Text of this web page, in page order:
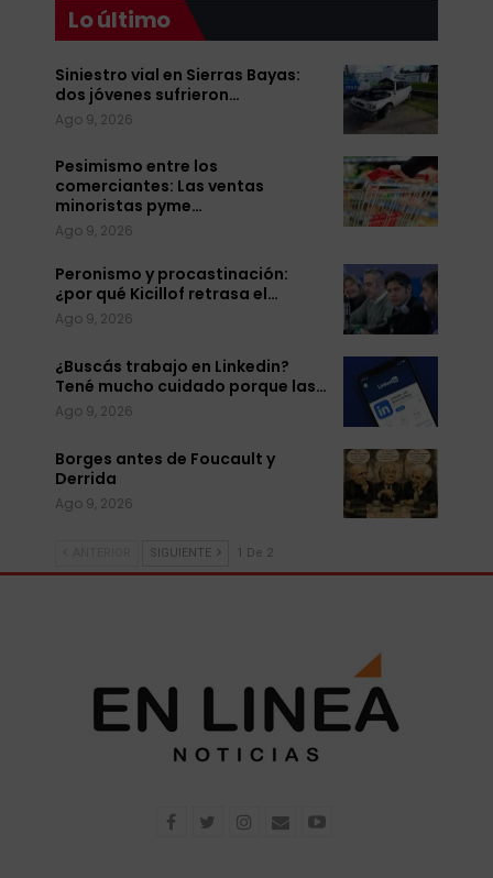
Lo último
Siniestro vial en Sierras Bayas:
dos jóvenes sufrieron…
Ago 9, 2026
Pesimismo entre los
comerciantes: Las ventas
minoristas pyme…
Ago 9, 2026
Peronismo y procastinación:
¿por qué Kicillof retrasa el…
Ago 9, 2026
¿Buscás trabajo en Linkedin?
Tené mucho cuidado porque las…
Ago 9, 2026
Borges antes de Foucault y
Derrida
Ago 9, 2026
SIGUIENTE 1 De 2